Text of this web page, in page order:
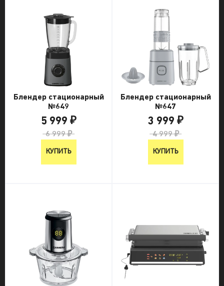
Блендер стационарный
№649
5 999 ₽
6 999 ₽
КУПИТЬ
Блендер стационарный
№647
3 999 ₽
4 999 ₽
КУПИТЬ